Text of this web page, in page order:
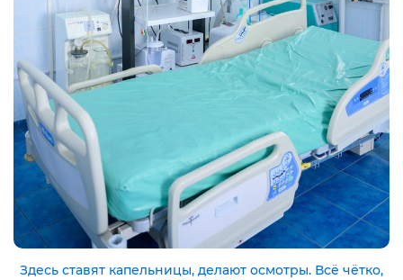
Здесь ставят капельницы, делают осмотры. Всё чётко,